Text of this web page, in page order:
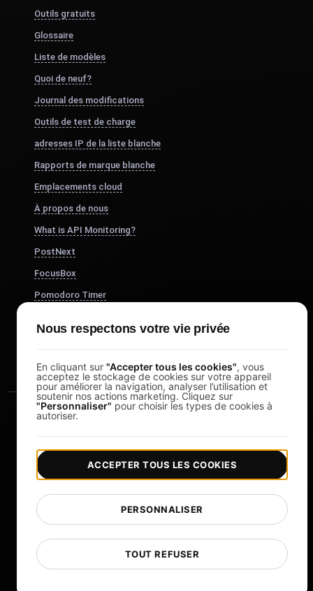
Outils gratuits
Glossaire
Liste de modèles
Quoi de neuf?
Journal des modifications
Outils de test de charge
adresses IP de la liste blanche
Rapports de marque blanche
Emplacements cloud
À propos de nous
What is API Monitoring?
PostNext
FocusBox
Pomodoro Timer
Copyright © 2026 LoadFocus | Conditions générales |
Politique de confidentialité | Protection des données |
Préférences cookies
Nous respectons votre vie privée
En cliquant sur "Accepter tous les cookies", vous
acceptez le stockage de cookies sur votre appareil
pour améliorer la navigation, analyser l’utilisation et
soutenir nos actions marketing. Cliquez sur
"Personnaliser" pour choisir les types de cookies à
autoriser.
TOUT REFUSER
PERSONNALISER
ACCEPTER TOUS LES COOKIES